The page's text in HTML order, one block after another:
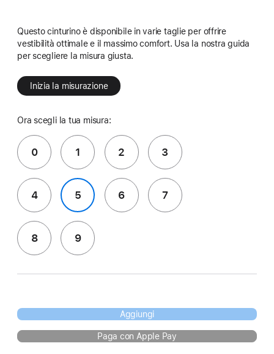
Questo cinturino è disponibile in varie taglie per offrire
vestibilità ottimale e il massimo comfort. Usa la nostra guida
per scegliere la misura giusta.
Inizia la misurazione
Ora scegli la tua misura:
0 1 2 3
4 5 6 7
8 9
Aggiungi
Paga con Apple Pay